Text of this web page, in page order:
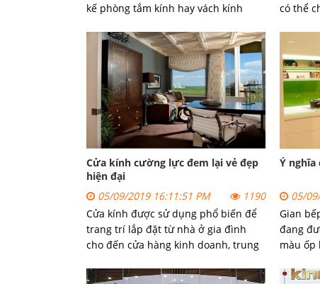
kế phòng tắm kính hay vách kính
có thể
bằng
có thể
thiểu
trong
Cửa kính cường lực đem lại vẻ đẹp
hiện đại
05/09/2019 16:11:51 PM
1190
Cửa kính được sử dụng phổ biến để
trang trí lắp đặt từ nhà ở gia đình
cho đến cửa hàng kinh doanh, trung
những đáp ứng nhu cầu sử dụng của
Ý nghĩa
05/
Gian
đang
màu ốp
màu